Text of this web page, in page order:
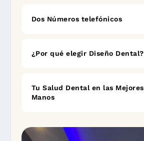
Dos Números telefónicos
¿Por qué elegir Diseño Dental?
Tu Salud Dental en las Mejores
Manos